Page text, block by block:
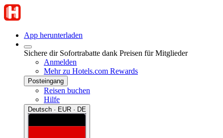
App herunterladen
Sichere dir Sofortrabatte dank Preisen für Mitglieder
Anmelden
Mehr zu Hotels.com Rewards
Posteingang
Reisen buchen
Hilfe
Deutsch · EUR · DE